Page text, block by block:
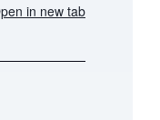
in new tab